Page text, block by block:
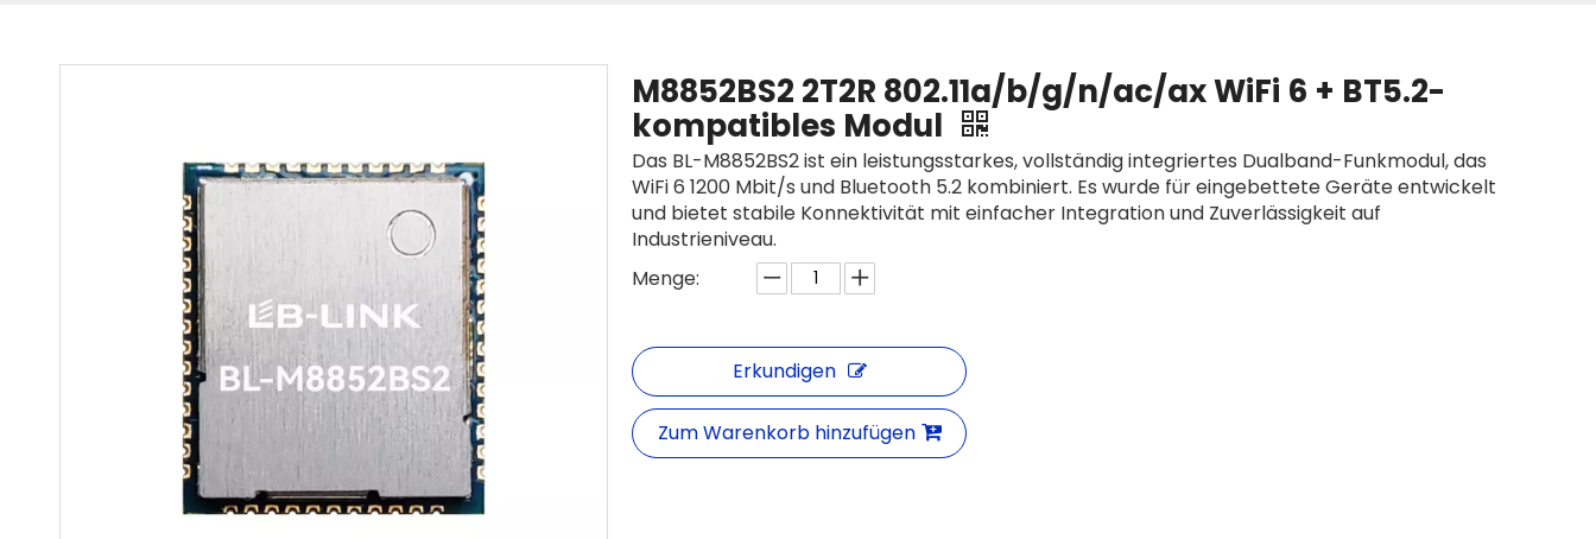
M8852BS2 2T2R 802.11a/b/g/n/ac/ax WiFi 6 + BT5.2-
kompatibles Modul
Das BL-M8852BS2 ist ein leistungsstarkes, vollständig integriertes Dualband-Funkmodul, das
WiFi 6 1200 Mbit/s und Bluetooth 5.2 kombiniert. Es wurde für eingebettete Geräte entwickelt
und bietet stabile Konnektivität mit einfacher Integration und Zuverlässigkeit auf
Industrieniveau.
Menge:
Erkundigen
Zum Warenkorb hinzufügen